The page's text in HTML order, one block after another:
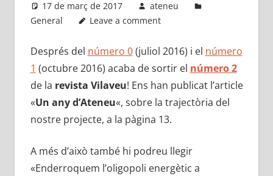
17 de març de 2017
ateneu
General
Leave a comment
Després del número 0(juliol 2016) i el número
1 (octubre 2016) acaba de sortir el número 2
de la revista Vilaveu! Ens han publicat l’article
«Un any d’Ateneu«, sobre la trajectòria del
nostre projecte, a la pàgina 13.
A més d’això també hi podreu llegir
«Enderroquem l’oligopoli energètic a